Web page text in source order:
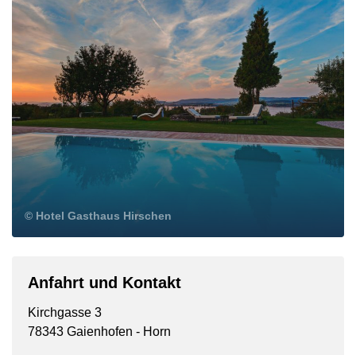
© Hotel Gasthaus Hirschen
Anfahrt und Kontakt
Kirchgasse 3
78343 Gaienhofen - Horn